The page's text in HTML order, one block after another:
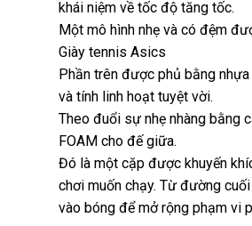
khái niệm về tốc độ tăng tốc.
Một mô hình nhẹ và có đệm
Giày tennis Asics
Phần trên được phủ bằng
và tính linh hoạt tuyệt vời.
Theo đuổi sự nhẹ nhàng bằng
FOAM cho đế giữa.
Đó là một cặp được khuyến
chơi muốn chạy. Từ đường
vào bóng để mở rộng phạm vi